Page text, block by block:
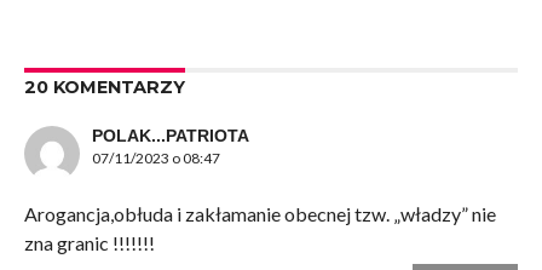
20 KOMENTARZY
POLAK...PATRIOTA
07/11/2023 o 08:47
Arogancja,obłuda i zakłamanie obecnej tzw. „władzy” nie
zna granic !!!!!!!